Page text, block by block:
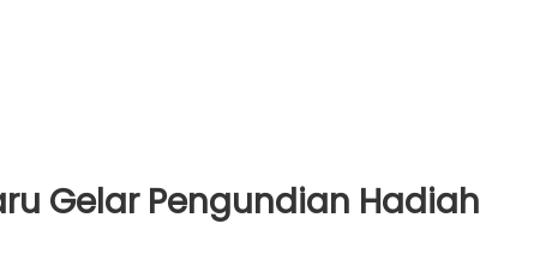
Gelar Pengundian Hadiah